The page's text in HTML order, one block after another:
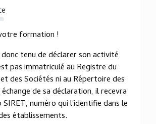
formation !
tenu de déclarer son activité
pas immatriculé au Registre du
des Sociétés ni au Répertoire des
de sa déclaration, il recevra
SIRET, numéro qui l'identifie dans le
établissements.